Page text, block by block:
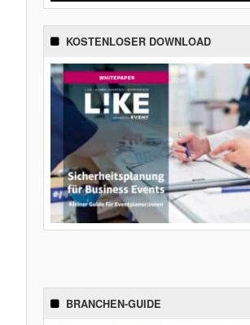
KOSTENLOSER DOWNLOAD
BRANCHEN-GUIDE